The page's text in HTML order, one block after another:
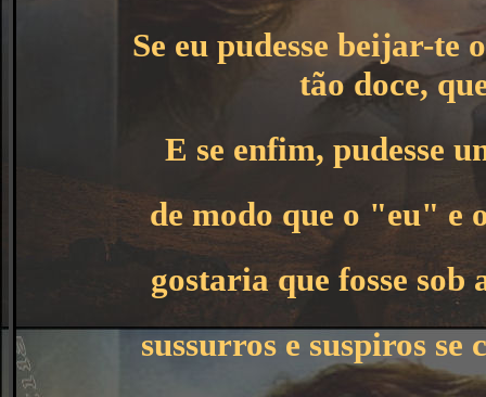
Se eu pudesse beijar-te
tão doce,
E se enfim, pudesse
de modo que o "eu" e
gostaria que fosse sob
sussurros e suspiros